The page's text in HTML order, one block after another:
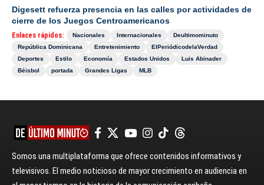
Digesett refuerza presencia en las calles por actividades de
cierre de los Juegos Centroamericanos
Enlaces rápidos: Nacionales Internacionales
Deultimominuto
República Dominicana
Entretenimiento
ElPeriódicodelaVerdad
Deportes
Estilo Economía Estados Unidos
Luis Abinader
Béisbol
portada Grandes Ligas MLB
Somos una multiplataforma que ofrece contenidos informativos y
televisivos. El medio noticioso de mayor crecimiento en audiencia en